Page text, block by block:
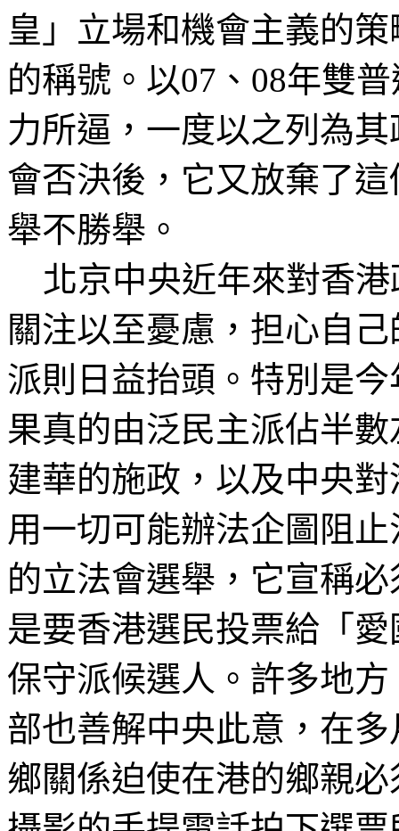
皇」 立場和機會主義的
的稱號。以07 、 08年雙
力所逼，一度以之列為
會否決後，它又放棄了
舉不勝舉。
北京中央近年來對香
關注以至憂慮，担心自
派則日益抬頭。特別是今
果真的由泛民主派佔半
建華的施政，以及中央
用一切可能辦法企圖阻
的立法會選舉，它宣稱
是要香港選民投票給「
保守派候選人。許多地
部也善解中央此意，在
鄉關係迫使在港的鄉親